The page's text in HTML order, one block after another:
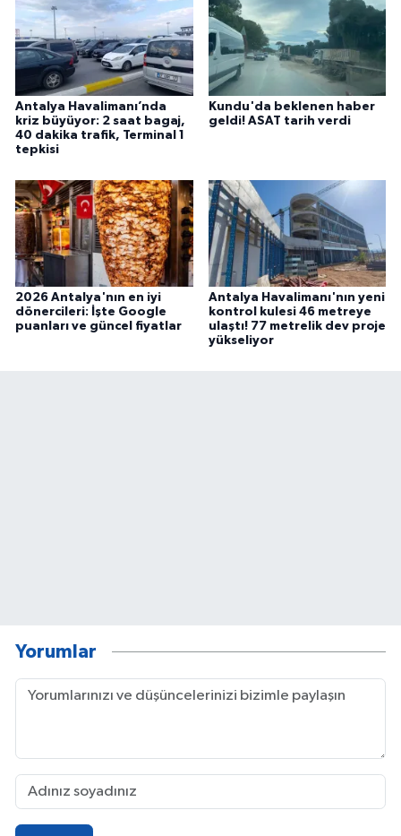
Antalya Havalimanı’nda
kriz büyüyor: 2 saat bagaj,
40 dakika trafik, Terminal 1
tepkisi
Kundu'da beklenen haber
geldi! ASAT tarih verdi
2026 Antalya'nın en iyi
dönercileri: İşte Google
puanları ve güncel fiyatlar
Antalya Havalimanı'nın yeni
kontrol kulesi 46 metreye
ulaştı! 77 metrelik dev proje
yükseliyor
Yorumlar